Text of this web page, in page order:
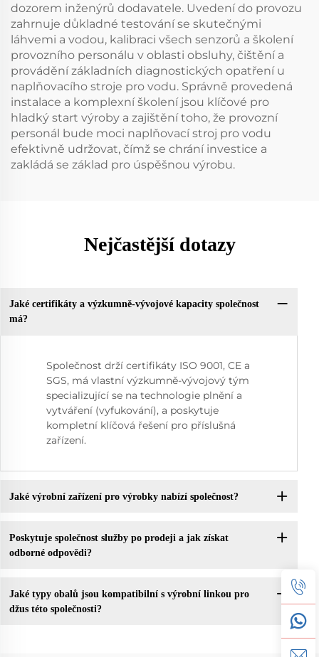
dozorem inženýrů dodavatele. Uvedení do provozu
zahrnuje důkladné testování se skutečnými
láhvemi a vodou, kalibraci všech senzorů a školení
provozního personálu v oblasti obsluhy, čištění a
provádění základních diagnostických opatření u
naplňovacího stroje pro vodu. Správně provedená
instalace a komplexní školení jsou klíčové pro
hladký start výroby a zajištění toho, že provozní
personál bude moci naplňovací stroj pro vodu
efektivně udržovat, čímž se chrání investice a
zakládá se základ pro úspěšnou výrobu.
Nejčastější dotazy
Jaké certifikáty a výzkumně-vývojové kapacity společnost
má?
Společnost drží certifikáty ISO 9001, CE a
SGS, má vlastní výzkumně-vývojový tým
specializující se na technologie plnění a
vytváření (vyfukování), a poskytuje
kompletní klíčová řešení pro příslušná
zařízení.
Jaké výrobní zařízení pro výrobky nabízí společnost?
Poskytuje společnost služby po prodeji a jak získat
odborné odpovědi?
Jaké typy obalů jsou kompatibilní s výrobní linkou pro
džus této společnosti?